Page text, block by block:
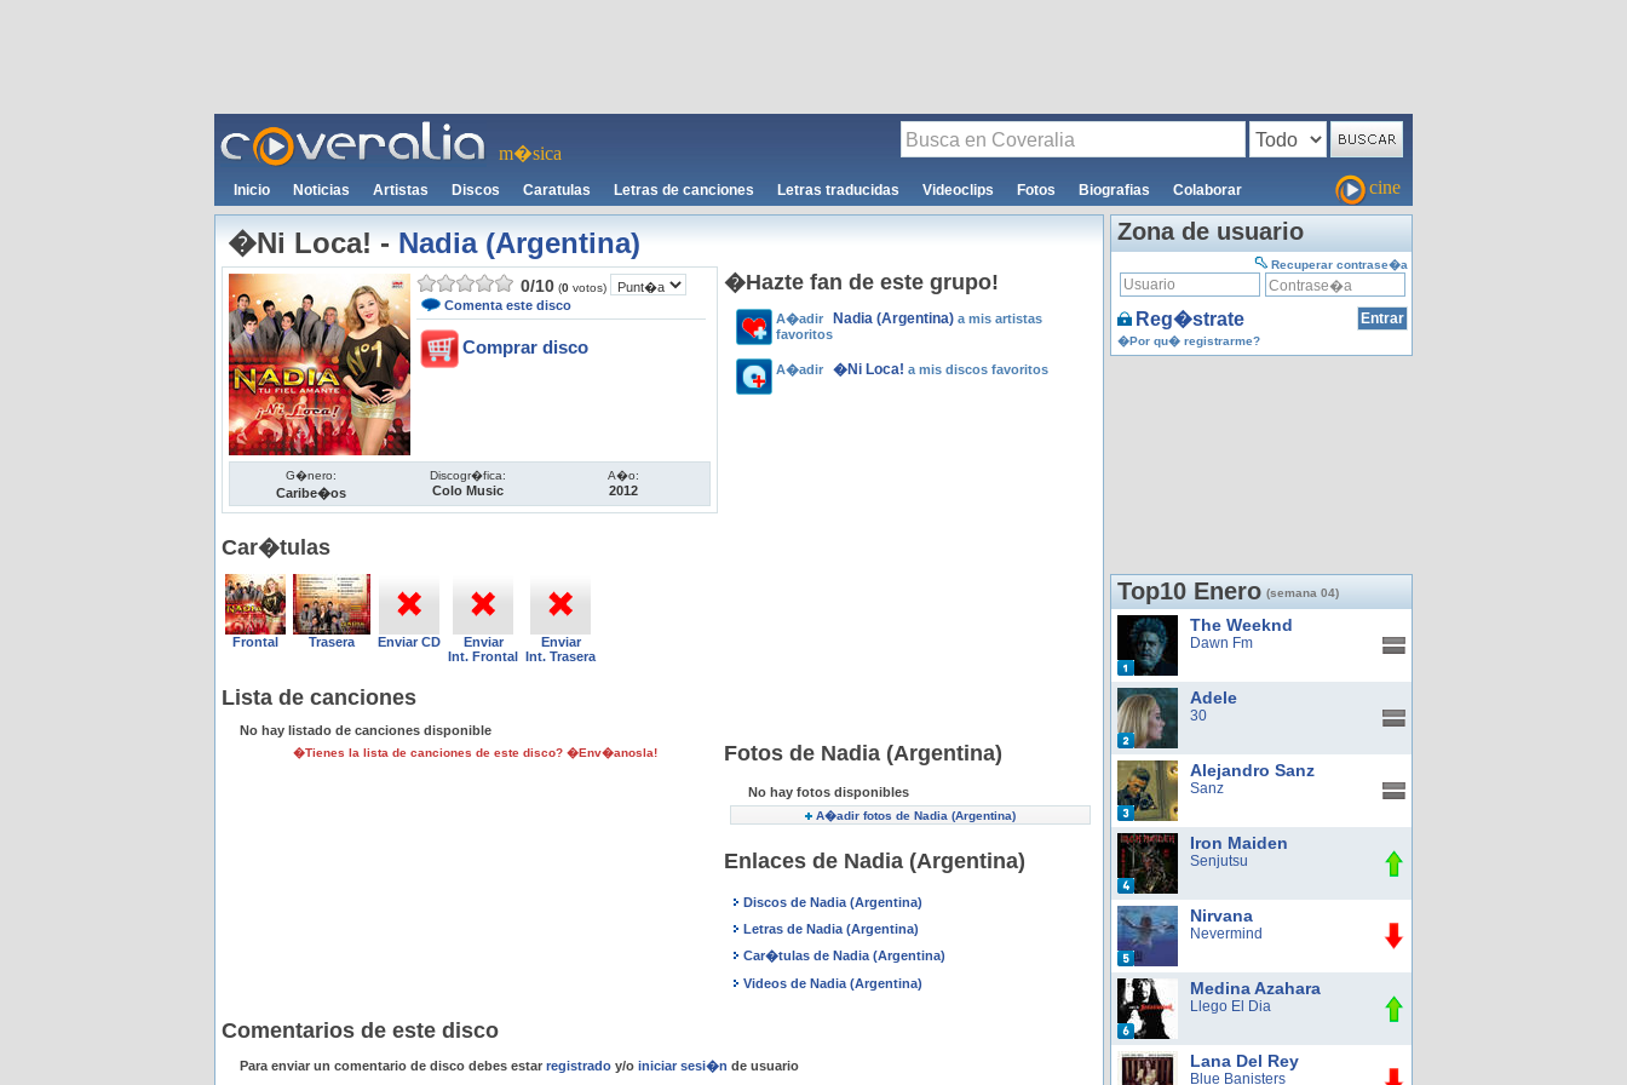
m�sica
Inicio Noticias Artistas Discos Caratulas Letras de canciones Letras traducidas Videoclips Fotos Biografias Colaborar cine
�Ni Loca! - Nadia (Argentina)
0/10 (0 votos)
Comenta este disco
Comprar disco
G�nero:
Caribe�os
Discogr�fica:
Colo Music
A�o:
2012
Car�tulas
Frontal Trasera Enviar CD
Enviar
Int. Frontal
Enviar
Int. Trasera
Lista de canciones
No hay listado de canciones disponible
�Tienes la lista de canciones de este disco? �Env�anosla!
�Hazte fan de este grupo!
A�adir Nadia (Argentina) a mis artistas
favoritos
A�adir �Ni Loca! a mis discos favoritos
Fotos de Nadia (Argentina)
No hay fotos disponibles
A�adir fotos de Nadia (Argentina)
Enlaces de Nadia (Argentina)
Discos de Nadia (Argentina)
Letras de Nadia (Argentina)
Car�tulas de Nadia (Argentina)
Videos de Nadia (Argentina)
Comentarios de este disco
Para enviar un comentario de disco debes estar registrado y/o iniciar sesi�n de usuario
Zona de usuario
Recuperar contrase�a
Reg�strate
�Por qu� registrarme?
Top10 Enero (semana 04)
The Weeknd
Dawn Fm
Adele
30
Alejandro Sanz
Sanz
Iron Maiden
Senjutsu
Nirvana
Nevermind
Medina Azahara
Llego El Dia
Lana Del Rey
Blue Banisters